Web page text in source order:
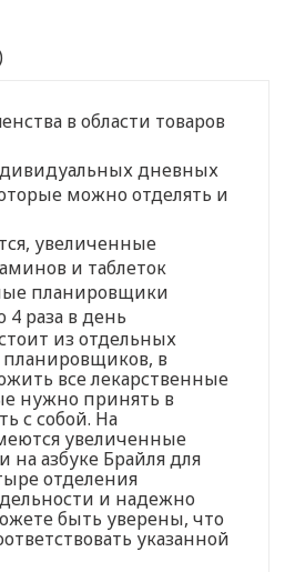
в области товаров
дневных
можно отделять и
увеличенные
и таблеток
планировщики
раза в день
из отдельных
в
все лекарственные
нужно принять в
с собой. На
увеличенные
азбуке Брайля для
отделения
и надежно
быть уверены, что
указанной